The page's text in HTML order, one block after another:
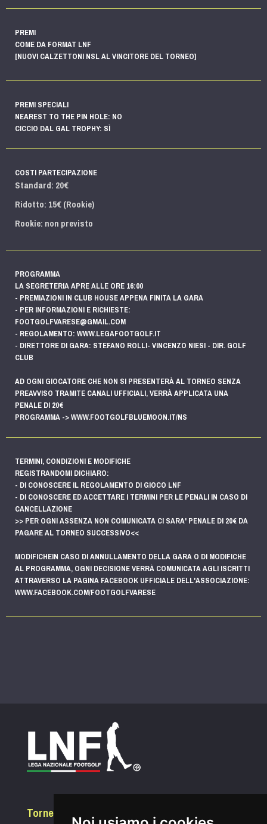
PREMI
COME DA FORMAT LNF
[NUOVI CALZETTONI NSL AL VINCITORE DEL TORNEO]
PREMI SPECIALI
NEAREST TO THE PIN HOLE: NO
CICCIO DAL GAL TROPHY: SÌ
COSTI PARTECIPAZIONE
Standard: 20€
Ridotto: 15€ (Rookie)
Rookie: non previsto
PROGRAMMA
LA SEGRETERIA APRE ALLE ORE 16:00
- PREMIAZIONI IN CLUB HOUSE APPENA FINITA LA GARA
- PER INFORMAZIONI E RICHIESTE:
FOOTGOLFVARESE@GMAIL.COM
- REGOLAMENTO: WWW.LEGAFOOTGOLF.IT
- DIRETTORE DI GARA: STEFANO ROLLI- VINCENZO NIESI - DIR. GOLF
CLUB
AD OGNI GIOCATORE CHE NON SI PRESENTERÀ AL TORNEO SENZA
PREAVVISO TRAMITE CANALI UFFICIALI, VERRÀ APPLICATA UNA
PENALE DI 20€
PROGRAMMA -> WWW.FOOTGOLFBLUEMOON.IT/NS
TERMINI, CONDIZIONI E MODIFICHE
REGISTRANDOMI DICHIARO:
- DI CONOSCERE IL REGOLAMENTO DI GIOCO LNF
- DI CONOSCERE ED ACCETTARE I TERMINI PER LE PENALI IN CASO DI
CANCELLAZIONE
>> PER OGNI ASSENZA NON COMUNICATA CI SARA' PENALE DI 20€ DA
PAGARE AL TORNEO SUCCESSIVO<<
MODIFICHEIN CASO DI ANNULLAMENTO DELLA GARA O DI MODIFICHE
AL PROGRAMMA, OGNI DECISIONE VERRÀ COMUNICATA AGLI ISCRITTI
ATTRAVERSO LA PAGINA FACEBOOK UFFICIALE DELL'ASSOCIAZIONE:
WWW.FACEBOOK.COM/FOOTGOLFVARESE
Tornei